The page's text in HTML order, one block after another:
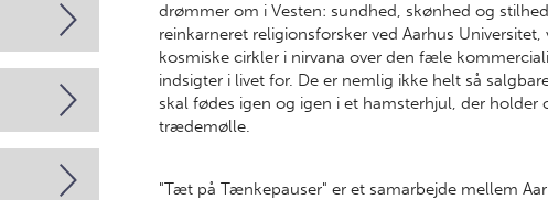
drømmer om i Vesten: sundhed, skønhed og
reinkarneret religionsforsker ved Aarhus
kosmiske cirkler i nirvana over den fæle
indsigter i livet for. De er nemlig ikke helt så
skal fødes igen og igen i et hamsterhjul, der holder
trædemølle.
"Tæt på Tænkepauser" er et samarbejde mellem